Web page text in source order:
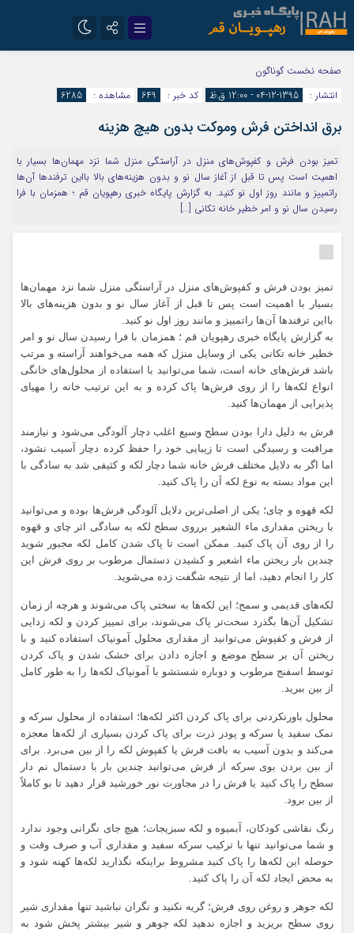
تلگرام
ایتا
صفحه نخست گوناگون
انتشار :
1395-12-04 - 12:00 ق.ظ کد خبر : 649 مشاهده : 6285
برق انداختن فرش وموکت بدون هیچ هزینه
تمیز بودن فرش و کفپوش‌های منزل در آراستگی منزل شما نزد مهمان‌ها بسیار با
اهمیت است پس تا قبل از آغاز سال نو و بدون هزینه‌های بالا بااین ترفند‌ها آن‌ها
راتمییز و مانند روز اول نو کنید. به گزارش پایگاه خبری رهپویان قم ؛ همزمان با فرا
رسیدن سال نو و امر خطیر خانه تکانی […]
تمیز بودن فرش و کفپوش‌های منزل در آراستگی منزل شما نزد مهمان‌ها
بسیار با اهمیت است پس تا قبل از آغاز سال نو و بدون هزینه‌های بالا
بااین ترفند‌ها آن‌ها راتمییز و مانند روز اول نو کنید.
به گزارش پایگاه خبری رهپویان قم ؛ همزمان با فرا رسیدن سال نو و امر
خطیر خانه تکانی یکی از وسایل منزل که همه می‌خواهند آراسته و مرتب
باشد فرش‌های خانه است، شما می‌توانید با استفاده از محلول‌های خانگی
انواع لکه‌ها را از روی فرش‌ها پاک کرده و به این ترتیب خانه را مهیای
پذیرایی از مهمان‌ها کنید.
فرش به دلیل دارا بودن سطح وسیع اغلب دچار آلودگی می‌شود و نیازمند
مراقبت و رسیدگی است تا زیبایی خود را حفظ کرده دچار آسیب نشود،
اما اگر به دلایل مختلف فرش خانه شما دچار لکه و کثیفی شد به سادگی با
این مواد بسته به نوع لکه آن را پاک کنید.
لکه قهوه و چای؛ یکی از اصلی‌ترین دلایل آلودگی فرش‌ها بوده و می‌توانید
با ریختن مقداری ماء الشعیر برروی سطح لکه به سادگی اثر چای و قهوه
را از روی آن پاک کنید. ممکن است تا پاک شدن کامل لکه مجبور شوید
چندین بار ریختن ماء اشعیر و کشیدن دستمال مرطوب بر روی فرش این
کار را انجام دهید، اما از نتیجه شگفت زده می‌شوید.
لکه‌های قدیمی و سمج؛ این لکه‌ها به سختی پاک می‌شوند و هرچه از زمان
تشکیل آن‌ها بگذرد سخت‌تر پاک می‌شوند، برای تمییز کردن و لکه زدایی
از فرش و کفپوش می‌توانید از مقداری محلول آمونیاک استفاده کنید و با
ریختن آن بر سطح موضع و اجازه دادن برای خشک شدن و پاک کردن
توسط اسفنج مرطوب و دوباره شستشو با آمونیاک لکه‌ها را به طور کامل
از بین ببرید.
محلول باورنکردنی برای پاک کردن اکثر لکه‌ها؛ استفاده از محلول سرکه و
نمک سفید یا سرکه و پودر ذرت برای پاک کردن بسیاری از لکه‌ها معجزه
می‌کند و بدون آسیب به بافت فرش یا کفپوش لکه را از بین می‌برد. برای
از بین بردن بوی سرکه از فرش می‌توانید چندین بار با دستمال نم دار
سطح را پاک کنید یا فرش را در مجاورت نور خورشید قرار دهید تا بو کاملاً
از بین برود.
رنگ نقاشی کودکان، آبمیوه و لکه سبزیجات؛ هیچ جای نگرانی وجود ندارد
و شما می‌توانید تنها با ترکیب سرکه سفید و مقداری آب و صرف وقت و
حوصله این لکه‌ها را پاک کنید مشروط براینکه نگذارید لکه‌ها کهنه شود و
به محض ایجاد لکه آن را پاک کنید.
لکه جوهر و روغن روی فرش؛ گریه نکنید و نگران نباشید تنها مقداری شیر
روی سطح بریزید و اجازه ندهید لکه جوهر و شیر بیشتر پخش شود به